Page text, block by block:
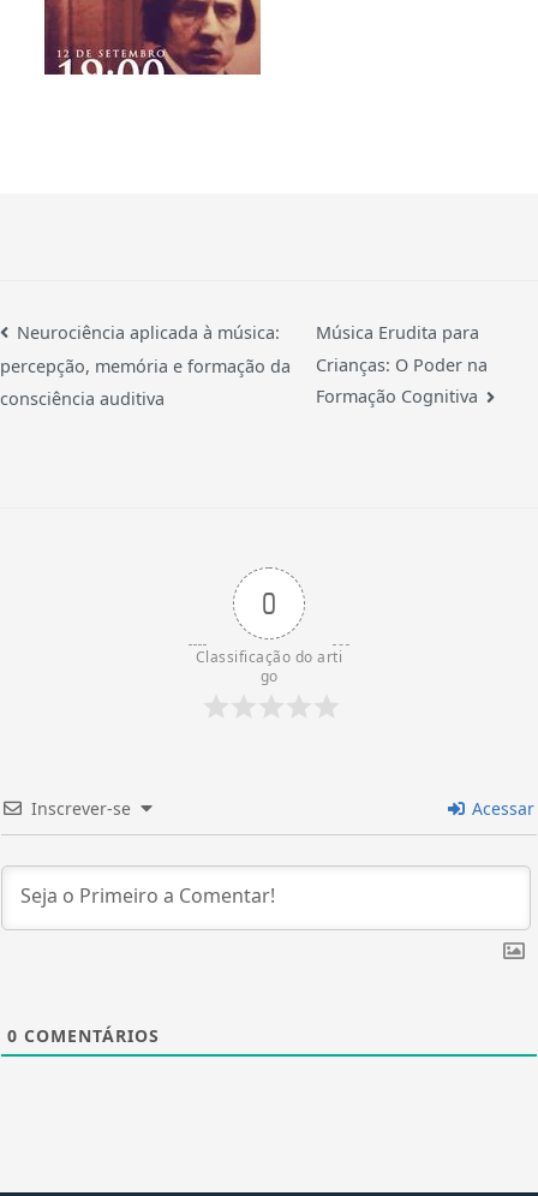
Neurociência aplicada à música:
percepção, memória e formação da
consciência auditiva
Música Erudita para
Crianças: O Poder na
Formação Cognitiva
0
Classificação do arti
go
Inscrever-se Acessar
0 COMENTÁRIOS